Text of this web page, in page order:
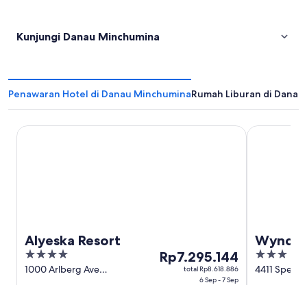
Kunjungi Danau Minchumina
Penawaran Hotel di Danau MinchuminaRumah Liburan di
Alyeska Resort
4
out
1000 Arlberg Ave
Harga
Rp7.295.144
Rp7.295.144
total Rp8.618.886
6 Sep - 7 Sep
Alyeska Resort
Airport
3
out
4411
Wyndham